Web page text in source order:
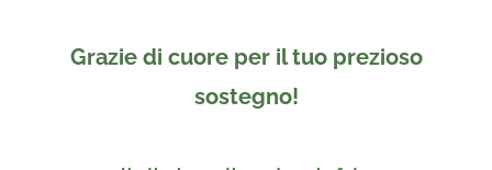
Grazie di cuore per il tuo prezioso
sostegno!